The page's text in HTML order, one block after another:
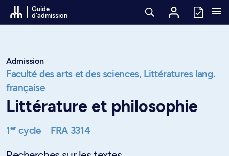
Passer au contenu
Guide
d'admission
Admission
Faculté des arts et des sciences, Littératures lang.
française
Littérature et philosophie
1ercycle FRA 3314